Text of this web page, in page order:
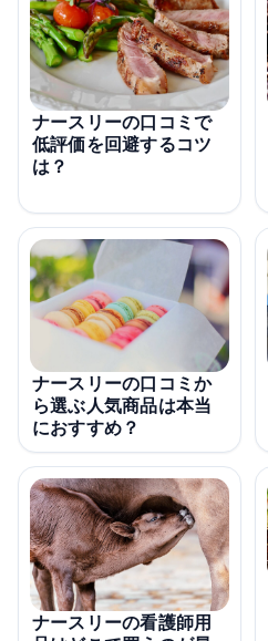
ナースリーの口コミで
低評価を回避するコツ
は？
ナースリーの口コミか
ら選ぶ人気商品は本当
におすすめ？
ナースリーの看護師用